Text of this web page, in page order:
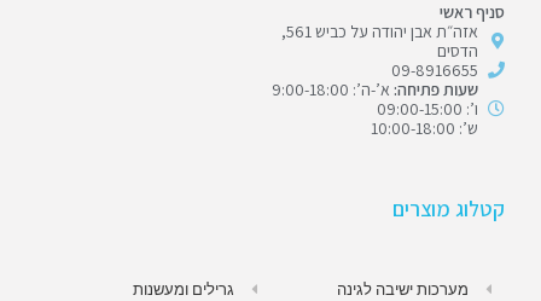
סניף ראשי
אזה״ת אבן יהודה על כביש 561,
הדסים
09-8916655
שעות פתיחה: א’-ה’: 9:00-18:00
ו’: 09:00-15:00
ש’: 10:00-18:00
קטלוג מוצרים
מערכות ישיבה לגינה
גרילים ומעשנות